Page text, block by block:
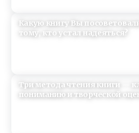
Какую книгу Вы
тому, кто устал надеяться?
Три метода чтения книги —
пониманию и творческой